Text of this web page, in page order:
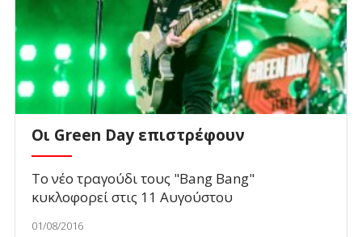
Οι Green Day επιστρέφουν
Το νέο τραγούδι τους "Bang Bang"
κυκλοφορεί στις 11 Αυγούστου
01/08/2016